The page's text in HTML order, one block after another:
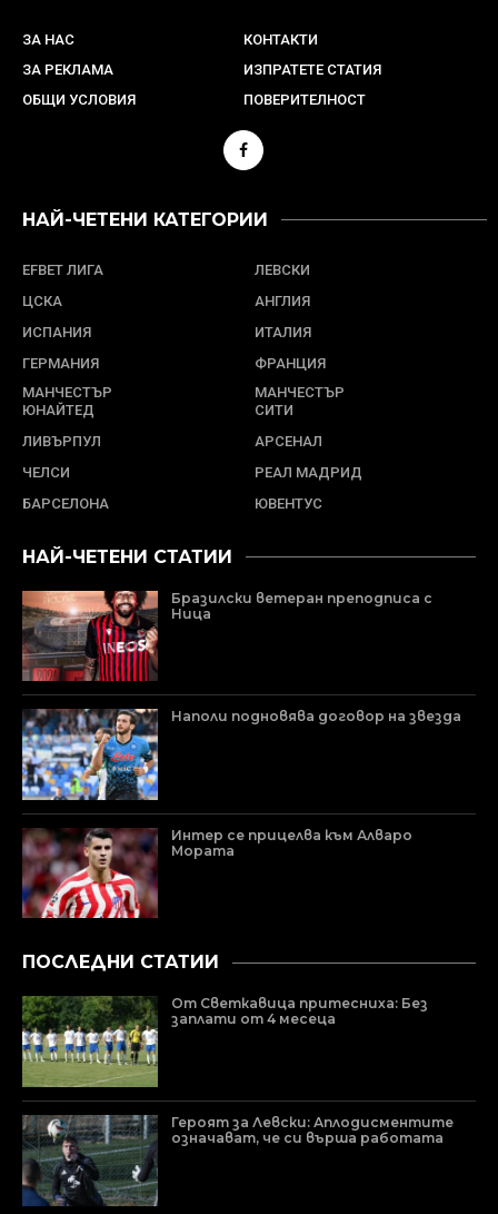
ЗА НАС
КОНТАКТИ
ЗА РЕКЛАМА
ИЗПРАТЕТЕ СТАТИЯ
ОБЩИ УСЛОВИЯ
ПОВЕРИТЕЛНОСТ
НАЙ-ЧЕТЕНИ КАТЕГОРИИ
EFBET ЛИГА
ЛЕВСКИ
ЦСКА
АНГЛИЯ
ИСПАНИЯ
ИТАЛИЯ
ГЕРМАНИЯ
ФРАНЦИЯ
МАНЧЕСТЪР
ЮНАЙТЕД
МАНЧЕСТЪР
СИТИ
ЛИВЪРПУЛ
АРСЕНАЛ
ЧЕЛСИ
РЕАЛ МАДРИД
БАРСЕЛОНА
ЮВЕНТУС
НАЙ-ЧЕТЕНИ СТАТИИ
Бразилски ветеран преподписа с
Ница
Наполи подновява договор на звезда
Интер се прицелва към Алваро
Мората
ПОСЛЕДНИ СТАТИИ
От Светкавица притесниха: Без
заплати от 4 месеца
Героят за Левски: Аплодисментите
означават, че си върша работата